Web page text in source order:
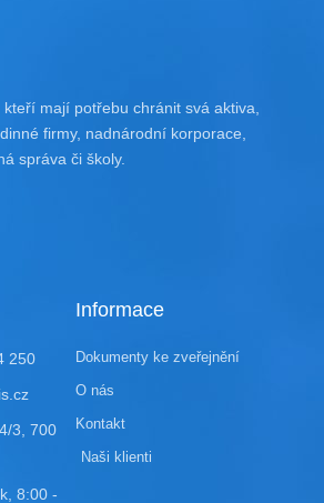
mají potřebu chránit svá aktiva,
firmy, nadnárodní korporace,
správa či školy.
250
3, 700
8:00 -
Informace
Dokumenty ke zveřejnění
O nás
Kontakt
Naši klienti